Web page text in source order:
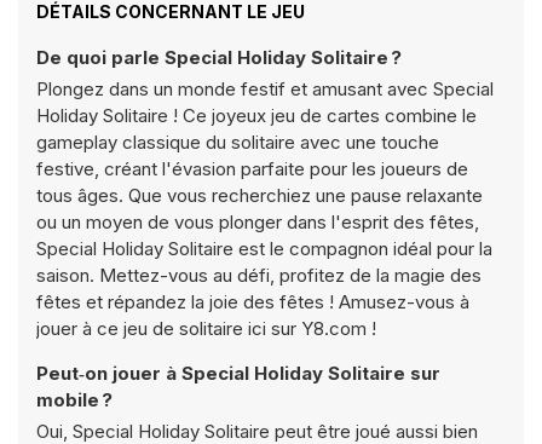
DÉTAILS CONCERNANT LE JEU
De quoi parle Special Holiday Solitaire ?
Plongez dans un monde festif et amusant avec Special
Holiday Solitaire ! Ce joyeux jeu de cartes combine le
gameplay classique du solitaire avec une touche
festive, créant l'évasion parfaite pour les joueurs de
tous âges. Que vous recherchiez une pause relaxante
ou un moyen de vous plonger dans l'esprit des fêtes,
Special Holiday Solitaire est le compagnon idéal pour la
saison. Mettez-vous au défi, profitez de la magie des
fêtes et répandez la joie des fêtes ! Amusez-vous à
jouer à ce jeu de solitaire ici sur Y8.com !
Peut‑on jouer à Special Holiday Solitaire sur
mobile ?
Oui, Special Holiday Solitaire peut être joué aussi bien